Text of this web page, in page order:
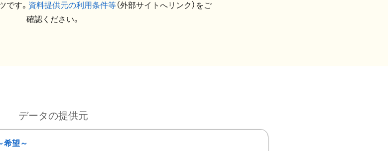
です。 資料提供元の利用条件等（外部サイトへリンク）をご
確認ください。
データの提供元
希望～